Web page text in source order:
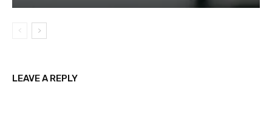
LEAVE A REPLY